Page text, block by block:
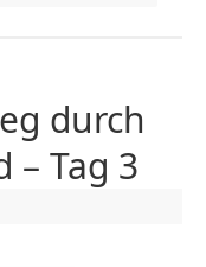
durch
– Tag 3